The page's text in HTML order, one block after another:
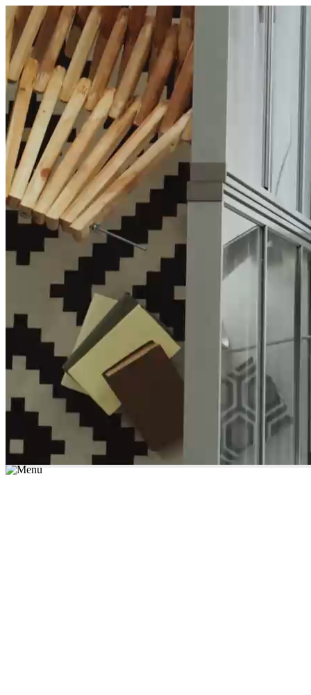
היום לומדים
משהו חדש.
מצאו מורה
הצטרפות מורים פרטיים
שירות לקוחות
על הצוות שלנו :)
משרות פתוחות
התחברות
כל הזכויות שמורות 2026 © Lessoons
חיפוש
המורים הטובים
בישראל, במקום אחד.
מצאו מורה עכשיו *יש לבחור נושא לימוד / עיר מהרשימה שבשדה החיפוש
הצטרפות מורים פרטיים התחברות